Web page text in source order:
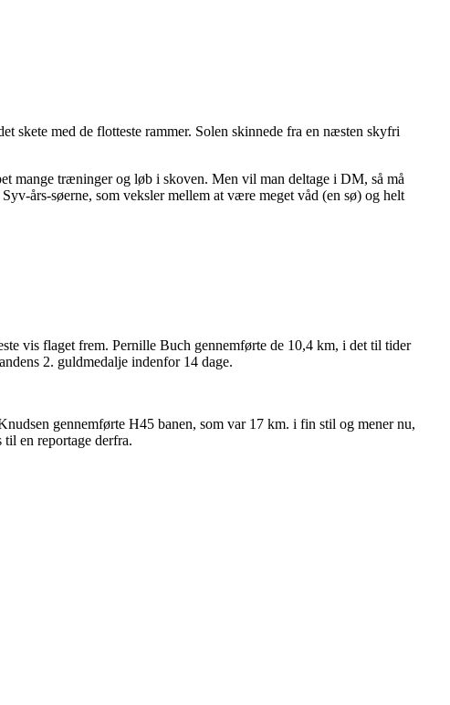
skete med de flotteste rammer. Solen skinnede fra en næsten skyfri
mange træninger og løb i skoven. Men vil man deltage i DM, så må
års-søerne, som veksler mellem at være meget våd (en sø) og helt
vis flaget frem. Pernille Buch gennemførte de 10,4 km, i det til tider
2. guldmedalje indenfor 14 dage.
gennemførte H45 banen, som var 17 km. i fin stil og mener nu,
en reportage derfra.